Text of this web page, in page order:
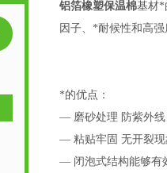
铝箔橡塑保温棉基材*
因子、*耐候性和高
*的优点：
— 磨砂处理 防紫外
— 粘贴牢固 无开裂
— 闭泡式结构能够有